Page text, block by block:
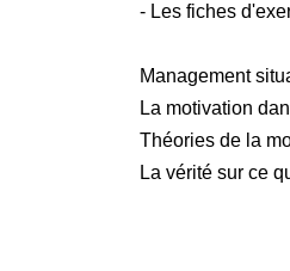
Module 1 : -
personnelles ... -
domaine
travail ...
- Identification du
- Les fiches
Management
La motivation
Théories de la
La vérité sur ce